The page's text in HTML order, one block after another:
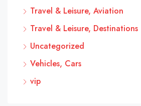
Travel & Leisure, Aviation
Travel & Leisure, Destinations
Uncategorized
Vehicles, Cars
vip